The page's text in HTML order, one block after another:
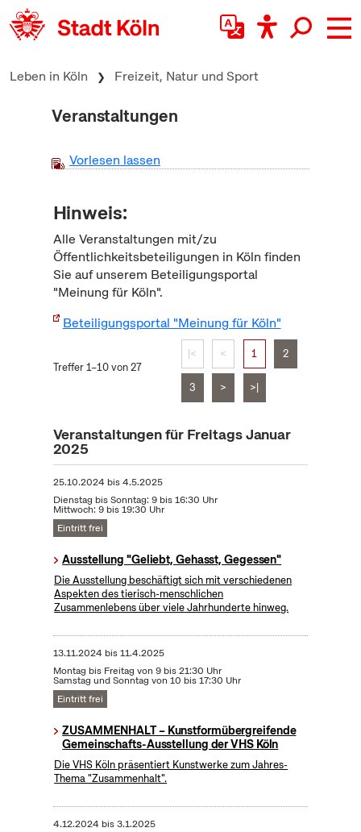
zum Inhalt springen
Leben in Köln Freizeit, Natur und Sport
Veranstaltungen
Vorlesen lassen
Hinweis:
Alle Veranstaltungen mit/zu
Öffentlichkeitsbeteiligungen in Köln finden
Sie auf unserem Beteiligungsportal
"Meinung für Köln".
Beteiligungsportal "Meinung für Köln"
Treffer 1–10 von 27
|< < 1 2
3 > >|
Veranstaltungen für Freitags Januar
2025
25.10.2024 bis4.5.2025
Dienstag bis Sonntag: 9 bis 16:30 Uhr
Mittwoch: 9 bis 19:30 Uhr
Eintritt frei
Ausstellung "Geliebt, Gehasst, Gegessen"
Die Ausstellung beschäftigt sich mit verschiedenen
Aspekten des tierisch-menschlichen
Zusammenlebens über viele Jahrhunderte hinweg.
13.11.2024 bis11.4.2025
Montag bis Freitag von 9 bis 21:30 Uhr
Samstag und Sonntag von 10 bis 17:30 Uhr
Eintritt frei
ZUSAMMENHALT – Kunstformübergreifende
Gemeinschafts-Ausstellung der VHS Köln
Die VHS Köln präsentiert Kunstwerke zum Jahres-
Thema "Zusammenhalt".
4.12.2024 bis3.1.2025